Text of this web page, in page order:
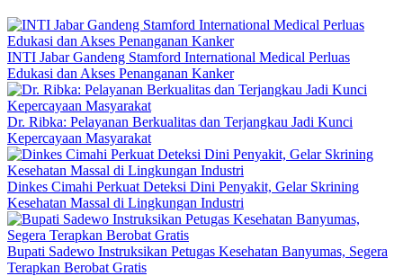
INTI Jabar Gandeng Stamford International Medical Perluas
Edukasi dan Akses Penanganan Kanker
Dr. Ribka: Pelayanan Berkualitas dan Terjangkau Jadi Kunci
Kepercayaan Masyarakat
Dinkes Cimahi Perkuat Deteksi Dini Penyakit, Gelar Skrining
Kesehatan Massal di Lingkungan Industri
Bupati Sadewo Instruksikan Petugas Kesehatan Banyumas, Segera
Terapkan Berobat Gratis